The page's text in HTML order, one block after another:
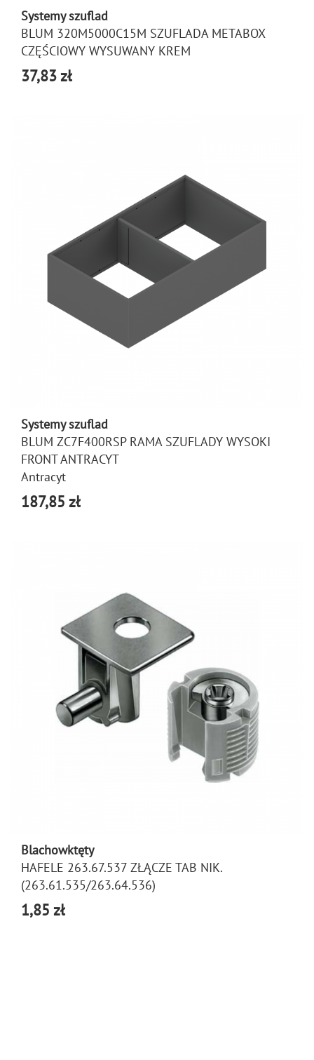
Systemy szuflad
BLUM 320M5000C15M SZUFLADA METABOX
CZĘŚCIOWY WYSUWANY KREM
37,83 zł
Systemy szuflad
BLUM ZC7F400RSP RAMA SZUFLADY WYSOKI
FRONT ANTRACYT
Antracyt
187,85 zł
Blachowktęty
HAFELE 263.67.537 ZŁĄCZE TAB NIK.
(263.61.535/263.64.536)
1,85 zł